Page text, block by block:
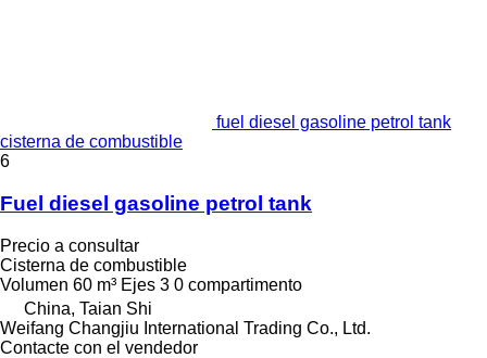
fuel diesel gasoline petrol tank
cisterna de combustible
6
Fuel diesel gasoline petrol tank
Precio a consultar
Cisterna de combustible
Volumen 60 m³ Ejes 3 0 compartimento
China, Taian Shi
Weifang Changjiu International Trading Co., Ltd.
Contacte con el vendedor